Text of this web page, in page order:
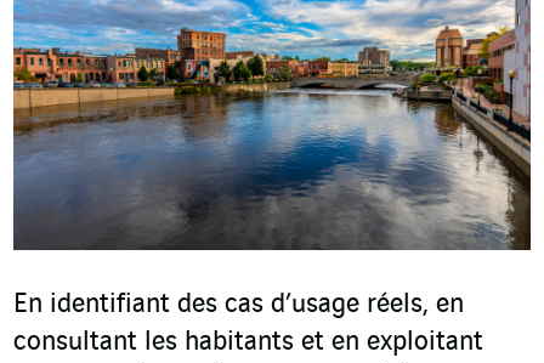
En identifiant des cas d’usage réels, en
consultant les habitants et en exploitant